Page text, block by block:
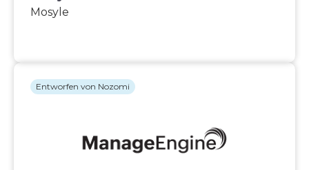
Mosyle
Entworfen von Nozomi